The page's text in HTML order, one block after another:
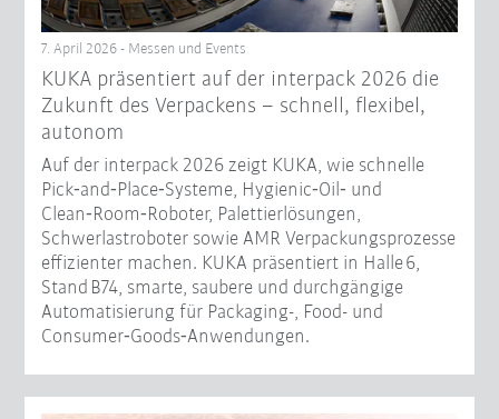
7. April 2026 - Messen und Events
KUKA präsentiert auf der interpack 2026 die
Zukunft des Verpackens – schnell, flexibel,
autonom
Auf der interpack 2026 zeigt KUKA, wie schnelle
Pick‑and‑Place‑Systeme, Hygienic‑Oil‑ und
Clean‑Room‑Roboter, Palettierlösungen,
Schwerlastroboter sowie AMR Verpackungsprozesse
effizienter machen. KUKA präsentiert in Halle 6,
Stand B74, smarte, saubere und durchgängige
Automatisierung für Packaging-, Food- und
Consumer‑Goods‑Anwendungen.